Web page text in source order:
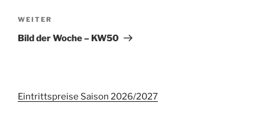
Nächster
Beitrag
WEITER
Bild der Woche – KW50
Eintrittspreise Saison 2026/2027